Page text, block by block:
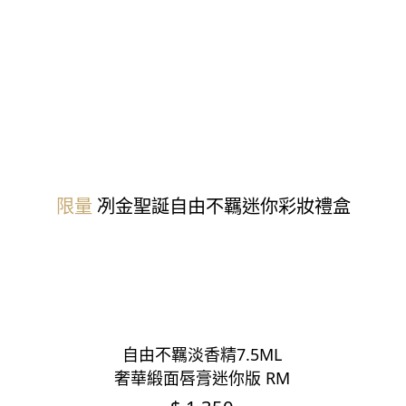
限量 冽金聖誕自由不羈迷你彩妝禮盒
自由不羈淡香精7.5ML
奢華緞面唇膏迷你版 RM